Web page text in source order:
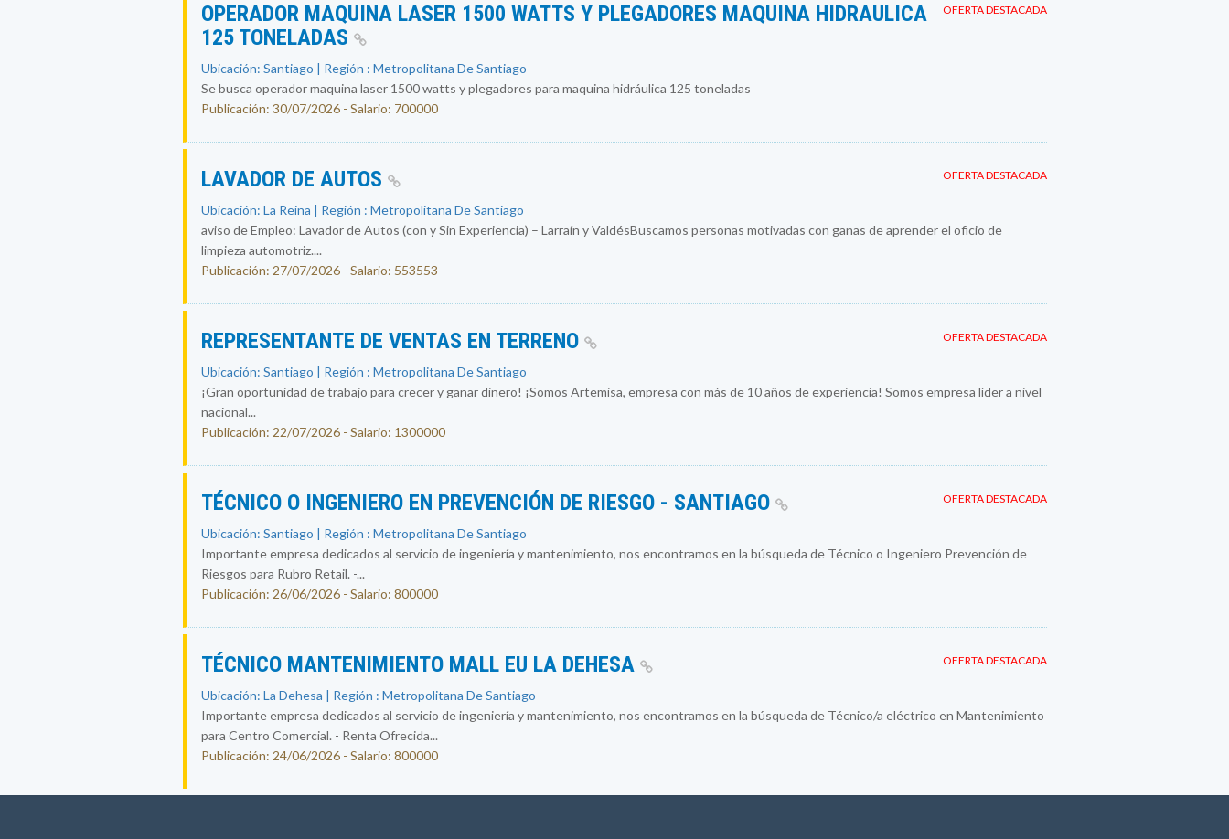
OFERTA DESTACADA
OPERADOR MAQUINA LASER 1500 WATTS Y PLEGADORES MAQUINA HIDRAULICA
125 TONELADAS
Ubicación: Santiago | Región : Metropolitana De Santiago
Se busca operador maquina laser 1500 watts y plegadores para maquina hidráulica 125 toneladas
Publicación: 30/07/2026 - Salario: 700000
OFERTA DESTACADA
LAVADOR DE AUTOS
Ubicación: La Reina | Región : Metropolitana De Santiago
aviso de Empleo: Lavador de Autos (con y Sin Experiencia) – Larraín y ValdésBuscamos personas motivadas con ganas de aprender el oficio de
limpieza automotriz....
Publicación: 27/07/2026 - Salario: 553553
OFERTA DESTACADA
REPRESENTANTE DE VENTAS EN TERRENO
Ubicación: Santiago | Región : Metropolitana De Santiago
¡Gran oportunidad de trabajo para crecer y ganar dinero! ¡Somos Artemisa, empresa con más de 10 años de experiencia! Somos empresa líder a nivel
nacional...
Publicación: 22/07/2026 - Salario: 1300000
OFERTA DESTACADA
TÉCNICO O INGENIERO EN PREVENCIÓN DE RIESGO - SANTIAGO
Ubicación: Santiago | Región : Metropolitana De Santiago
Importante empresa dedicados al servicio de ingeniería y mantenimiento, nos encontramos en la búsqueda de Técnico o Ingeniero Prevención de
Riesgos para Rubro Retail. -...
Publicación: 26/06/2026 - Salario: 800000
OFERTA DESTACADA
TÉCNICO MANTENIMIENTO MALL EU LA DEHESA
Ubicación: La Dehesa | Región : Metropolitana De Santiago
Importante empresa dedicados al servicio de ingeniería y mantenimiento, nos encontramos en la búsqueda de Técnico/a eléctrico en Mantenimiento
para Centro Comercial. - Renta Ofrecida...
Publicación: 24/06/2026 - Salario: 800000